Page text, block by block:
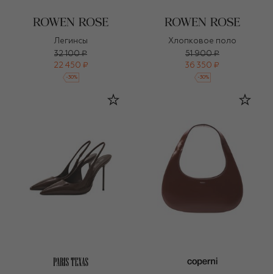
Легинсы
32 100 ₽
22 450 ₽
-30%
Хлопковое поло
51 900 ₽
36 350 ₽
-30%